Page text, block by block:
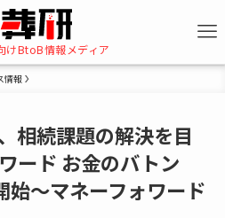
けBtoB情報メディア
情報
相続課題の解決を目
ード お金のバトン
始～マネーフォワード